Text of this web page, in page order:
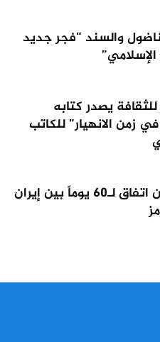
والسند “فجر جديد
للثقافة يصدر كتابه
زمن الانهيار” للكاتب
إعلان وشيك عن اتفاق لـ60 يوماً بين إيران